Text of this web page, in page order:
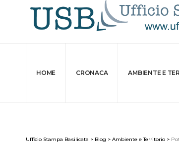
HOME CRONACA AMBIENTE E
Ufficio Stampa Basilicata > Blog > Ambiente e Territorio >